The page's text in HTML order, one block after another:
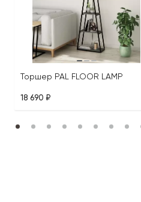
Торшер PAL FLOOR LAMP
18 690 ₽